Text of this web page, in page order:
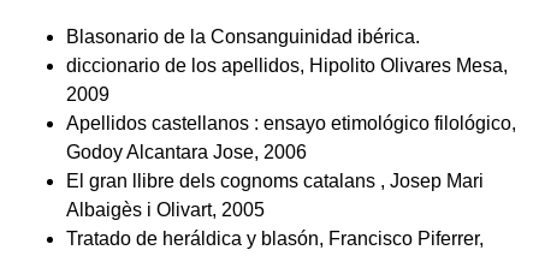
Blasonario de la Consanguinidad ibérica.
diccionario de los apellidos, Hipolito Olivares Mesa,
2009
Apellidos castellanos : ensayo etimológico filológico,
Godoy Alcantara Jose, 2006
El gran llibre dels cognoms catalans , Josep Mari
Albaigès i Olivart, 2005
Tratado de heráldica y blasón, Francisco Piferrer,